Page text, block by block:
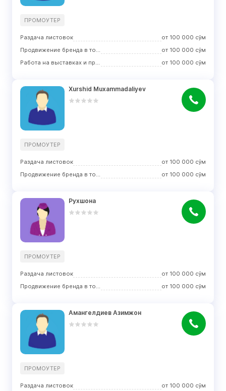
ПРОМОУТЕР
Раздача листовок от 100 000 сўм
Продвижение бренда в торговых центрах
от 100 000 сўм
Работа на выставках и презентациях
от 100 000 сўм
Xurshid Muxammadaliyev
ПРОМОУТЕР
Раздача листовок от 100 000 сўм
Продвижение бренда в торговых центрах
от 100 000 сўм
Рухшона
ПРОМОУТЕР
Раздача листовок от 100 000 сўм
Продвижение бренда в торговых центрах
от 100 000 сўм
Амангелдиев Азимжон
ПРОМОУТЕР
Раздача листовок от 100 000 сўм